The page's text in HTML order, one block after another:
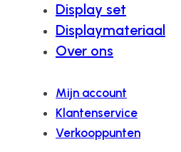
Display set
Displaymateriaal
Over ons
Mijn account
Klantenservice
Verkooppunten